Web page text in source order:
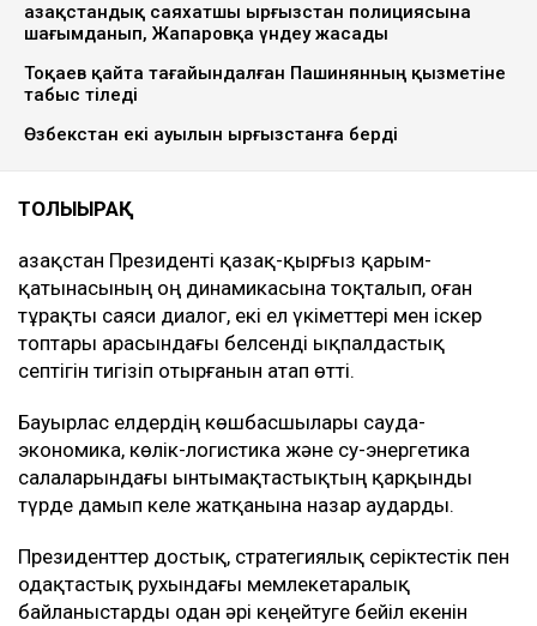
Қазақстандық саяхатшы Қырғызстан полициясына
шағымданып, Жапаровқа үндеу жасады
Тоқаев қайта тағайындалған Пашинянның қызметіне
табыс тіледі
Өзбекстан екі ауылын Қырғызстанға берді
ТОЛЫҒЫРАҚ
Қазақстан Президенті қазақ-қырғыз қарым-
қатынасының оң динамикасына тоқталып, оған
тұрақты саяси диалог, екі ел үкіметтері мен іскер
топтары арасындағы белсенді ықпалдастық
септігін тигізіп отырғанын атап өтті.
Бауырлас елдердің көшбасшылары сауда-
экономика, көлік-логистика және су-энергетика
салаларындағы ынтымақтастықтың қарқынды
түрде дамып келе жатқанына назар аударды.
Президенттер достық, стратегиялық серіктестік пен
одақтастық рухындағы мемлекетаралық
байланыстарды одан әрі кеңейтуге бейіл екенін